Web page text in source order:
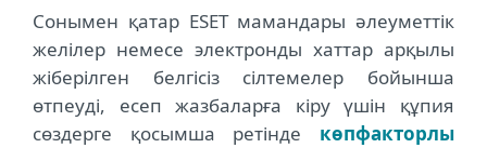
Сонымен қатар ESET мамандары әлеуметтік
желілер немесе электронды хаттар арқылы
жіберілген белгісіз сілтемелер бойынша
өтпеуді, есеп жазбаларға кіру үшін құпия
сөздерге қосымша ретінде көпфакторлы